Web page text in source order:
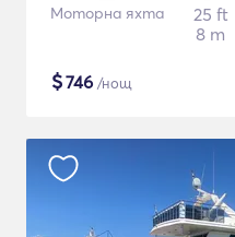
Моторна яхта
25 ft
8 m
$746 /нощ